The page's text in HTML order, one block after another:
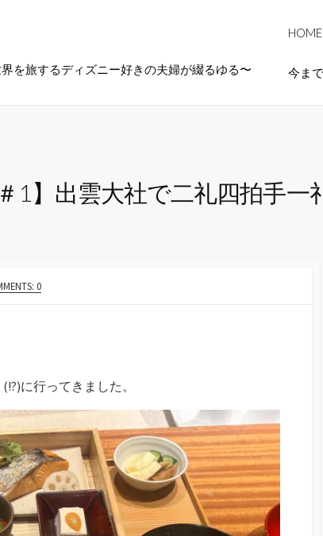
を旅するディズニー好きの夫婦が綴るゆる〜
HOME
今ま
1】出雲大社で二礼四拍手一
0
に行ってきました。